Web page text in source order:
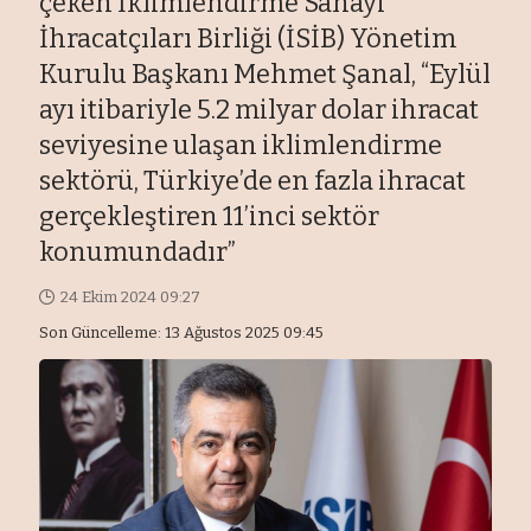
İhracatçıları Birliği (İSİB) Yönetim
Kurulu Başkanı Mehmet Şanal, “Eylül
ayı itibariyle 5.2 milyar dolar ihracat
seviyesine ulaşan iklimlendirme
sektörü, Türkiye’de en fazla ihracat
gerçekleştiren 11’inci sektör
konumundadır”
Son Güncelleme: 13 Ağustos 2025 09:45
24 Ekim 2024 09:27